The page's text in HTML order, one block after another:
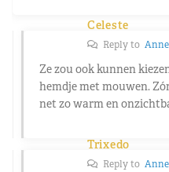
Celeste
Reply to
Ze zou ook kunnen
hemdje met mouwen.
net zo warm en
Trixedo
Reply to